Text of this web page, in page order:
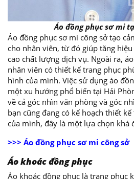
Áo đồng phục sơ mi
Áo đồng phục sơ mi công sở tạo
cho nhân viên, từ đó giúp tăng
cao chất lượng dịch vụ. Ngoài ra,
nhân viên có thiết kế trang phục
hình của mình. Việc sử dụng áo
một xu hướng phổ biến tại Hải
về cả góc nhìn văn phòng và góc
bạn cũng đang có kế hoạch thiết
của mình, đây là một lựa chọn khá
>>> Áo đồng phục sơ mi công sở
Áo khoác đồng phục
Áo khoác đồng phục là trang phục